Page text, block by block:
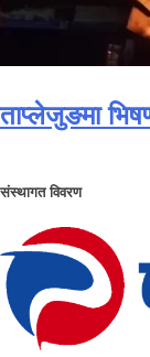
ताप्लेजुङमा
संस्थागत विवरण